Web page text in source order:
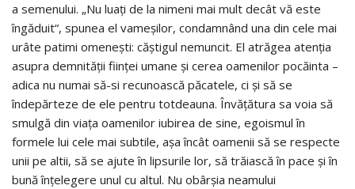
a semenului. „Nu luați de la nimeni mai mult decât vă este
îngăduit“, spunea el vameșilor, condamnând una din cele mai
urâte patimi omenești: căștigul nemuncit. El atrăgea atenția
asupra demnității ființei umane și cerea oamenilor pocăinta –
adica nu numai să-si recunoască păcatele, ci și să se
îndepărteze de ele pentru totdeauna. Învățătura sa voia să
smulgă din viața oamenilor iubirea de sine, egoismul în
formele lui cele mai subtile, așa încât oamenii să se respecte
unii pe altii, să se ajute în lipsurile lor, să trăiască în pace și în
bună înțelegere unul cu altul. Nu obârșia neamului